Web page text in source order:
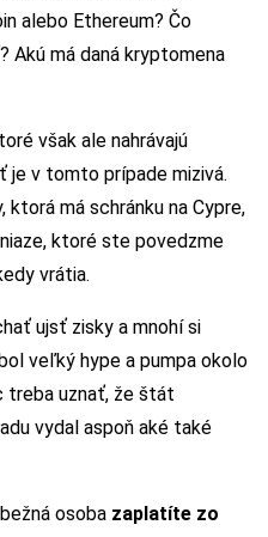
alebo Ethereum? Čo
Akú má daná kryptomena
však ale nahrávajú
v tomto prípade mizivá.
má schránku na Cypre,
ktoré ste povedzme
vrátia.
ujsť zisky a mnohí si
veľký hype a pumpa okolo
treba uznať, že štát
vydal aspoň aké také
osoba zaplatíte zo